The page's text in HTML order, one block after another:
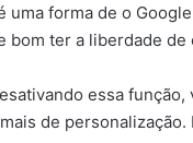
uma forma de o
bom ter a liberdade
essa
de